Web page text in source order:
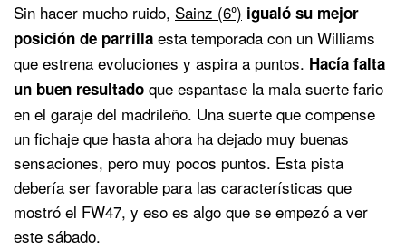
Sin hacer mucho ruido, Sainz (6º) igualó su mejor
posición de parrilla esta temporada con un Williams
que estrena evoluciones y aspira a puntos. Hacía falta
un buen resultado que espantase la mala suerte fario
en el garaje del madrileño. Una suerte que compense
un fichaje que hasta ahora ha dejado muy buenas
sensaciones, pero muy pocos puntos. Esta pista
debería ser favorable para las características que
mostró el FW47, y eso es algo que se empezó a ver
este sábado.